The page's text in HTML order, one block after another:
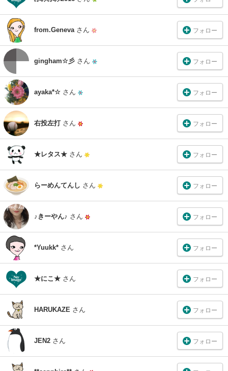
from.Geneva さん フォロー
gingham☆彡 さん フォロー
ayaka*☆ さん フォロー
右投左打 さん フォロー
★レタス★ さん フォロー
らーめんてんし さん フォロー
♪きーやん♪ さん フォロー
*Yuukk* さん フォロー
★にこ★ さん フォロー
HARUKAZE さん フォロー
JEN2 さん フォロー